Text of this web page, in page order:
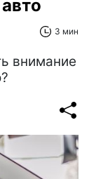
3 мин
внимание